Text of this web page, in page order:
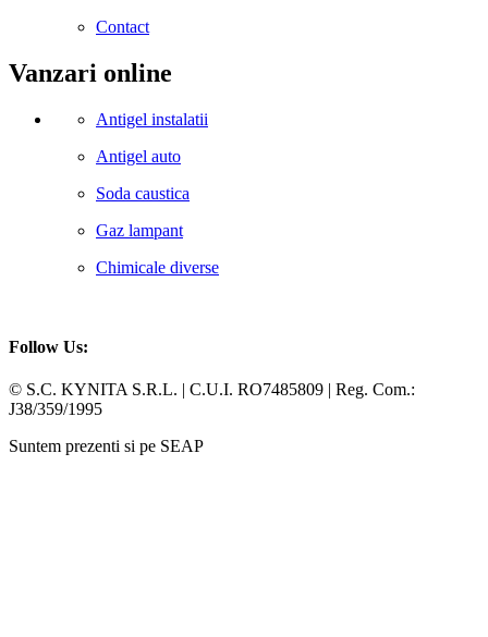
Contact
Vanzari online
Antigel instalatii
Antigel auto
Soda caustica
Gaz lampant
Chimicale diverse
Follow Us:
Facebook
Whatsapp
© S.C. KYNITA S.R.L. | C.U.I. RO7485809 | Reg. Com.:
J38/359/1995
Suntem prezenti si pe SEAP